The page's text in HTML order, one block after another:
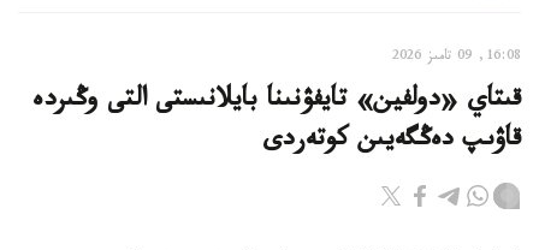
16:08, 09 تامىز 2026
قىتاي «دولفين» تايفۋنىنا بايلانىستى التى وڭىردە
قاۋىپ دەڭگەيىن كوتەردى